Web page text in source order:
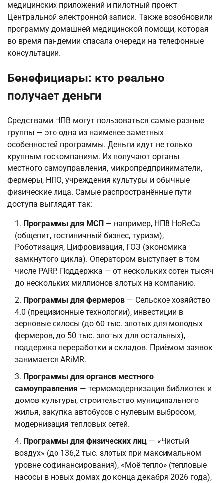
медицинских приложений и пилотный проект
Центральной электронной записи. Также возобновили
программу домашней медицинской помощи, которая
во время пандемии спасала очереди на телефонные
консультации.
Бенефициары: кто реально
получает деньги
Средствами НПВ могут пользоваться самые разные
группы — это одна из наименее заметных
особенностей программы. Деньги идут не только
крупным госкомпаниям. Их получают органы
местного самоуправления, микропредприниматели,
фермеры, НПО, учреждения культуры и обычные
физические лица. Самые распространённые пути
доступа выглядят так:
Программы для МСП — например, НПВ HoReCa
(общепит, гостиничный бизнес, туризм),
Роботизация, Цифровизация, ГОЗ (экономика
замкнутого цикла). Оператором выступает в том
числе PARP. Поддержка — от нескольких сотен тысяч
до нескольких миллионов злотых на компанию.
Программы для фермеров — Сельское хозяйство
4.0 (прецизионные технологии), инвестиции в
зерновые силосы (до 60 тыс. злотых для молодых
фермеров, до 50 тыс. злотых для остальных),
поддержка переработки и складов. Приёмом заявок
занимается ARiMR.
Программы для органов местного
самоуправления — термомодернизация библиотек и
домов культуры, строительство муниципального
жилья, закупка автобусов с нулевым выбросом,
модернизация тепловых сетей.
Программы для физических лиц — «Чистый
воздух» (до 136,2 тыс. злотых при максимальном
уровне софинансирования), «Моё тепло» (тепловые
насосы в новых домах до конца декабря 2026 года),